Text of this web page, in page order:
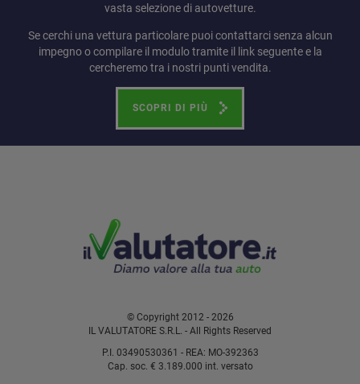
vasta selezione di autovetture.
Se cerchi una vettura particolare puoi contattarci senza alcun
impegno o compilare il modulo tramite il link seguente e la
cercheremo tra i nostri punti vendita.
SCOPRI DI PIÙ
© Copyright 2012 - 2026
IL VALUTATORE S.R.L. - All Rights Reserved
P.I. 03490530361 - REA: MO-392363
Cap. soc. € 3.189.000 int. versato